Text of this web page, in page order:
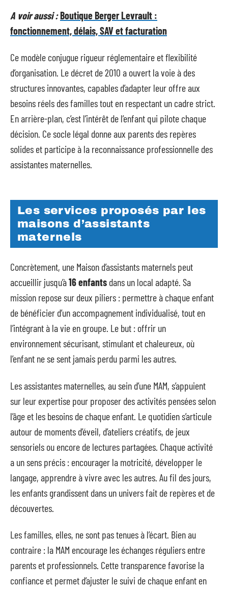
A voir aussi :Boutique Berger Levrault :
fonctionnement, délais, SAV et facturation
Ce modèle conjugue rigueur réglementaire et flexibilité
d’organisation. Le décret de 2010 a ouvert la voie à des
structures innovantes, capables d’adapter leur offre aux
besoins réels des familles tout en respectant un cadre strict.
En arrière-plan, c’est l’intérêt de l’enfant qui pilote chaque
décision. Ce socle légal donne aux parents des repères
solides et participe à la reconnaissance professionnelle des
assistantes maternelles.
Les services proposés par les
maisons d’assistants
maternels
Concrètement, une Maison d’assistants maternels peut
accueillir jusqu’à16 enfants dans un local adapté. Sa
mission repose sur deux piliers : permettre à chaque enfant
de bénéficier d’un accompagnement individualisé, tout en
l’intégrant à la vie en groupe. Le but : offrir un
environnement sécurisant, stimulant et chaleureux, où
l’enfant ne se sent jamais perdu parmi les autres.
Les assistantes maternelles, au sein d’une MAM, s’appuient
sur leur expertise pour proposer des activités pensées selon
l’âge et les besoins de chaque enfant. Le quotidien s’articule
autour de moments d’éveil, d’ateliers créatifs, de jeux
sensoriels ou encore de lectures partagées. Chaque activité
a un sens précis : encourager la motricité, développer le
langage, apprendre à vivre avec les autres. Au fil des jours,
les enfants grandissent dans un univers fait de repères et de
découvertes.
Les familles, elles, ne sont pas tenues à l’écart. Bien au
contraire : la MAM encourage les échanges réguliers entre
parents et professionnels. Cette transparence favorise la
confiance et permet d’ajuster le suivi de chaque enfant en